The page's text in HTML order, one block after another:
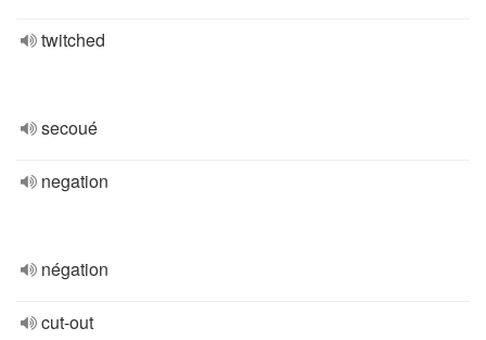
twitched
secoué
negation
négation
cut-out